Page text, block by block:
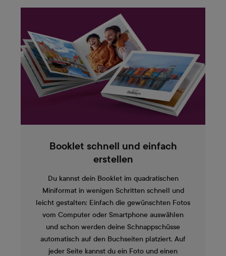
Booklet schnell und einfach
erstellen
Du kannst dein Booklet im quadratischen
Miniformat in wenigen Schritten schnell und
leicht gestalten: Einfach die gewünschten Fotos
vom Computer oder Smartphone auswählen
und schon werden deine Schnappschüsse
automatisch auf den Buchseiten platziert. Auf
jeder Seite kannst du ein Foto und einen